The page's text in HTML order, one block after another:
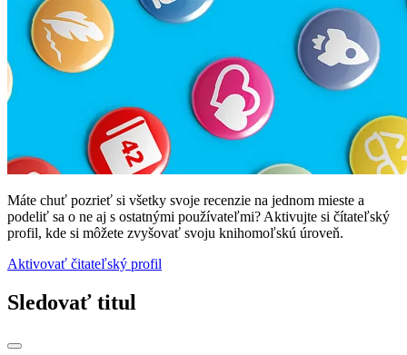
Máte chuť pozrieť si všetky svoje recenzie na jednom mieste a
podeliť sa o ne aj s ostatnými používateľmi? Aktivujte si čítateľský
profil, kde si môžete zvyšovať svoju knihomoľskú úroveň.
Aktivovať čitateľský profil
Sledovať titul